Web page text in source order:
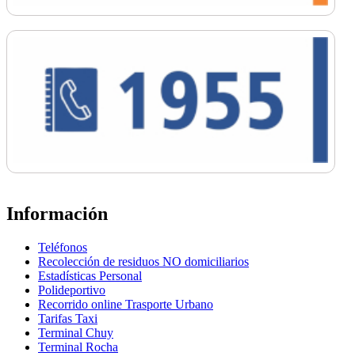
Información
Teléfonos
Recolección de residuos NO domiciliarios
Estadísticas Personal
Polideportivo
Recorrido online Trasporte Urbano
Tarifas Taxi
Terminal Chuy
Terminal Rocha